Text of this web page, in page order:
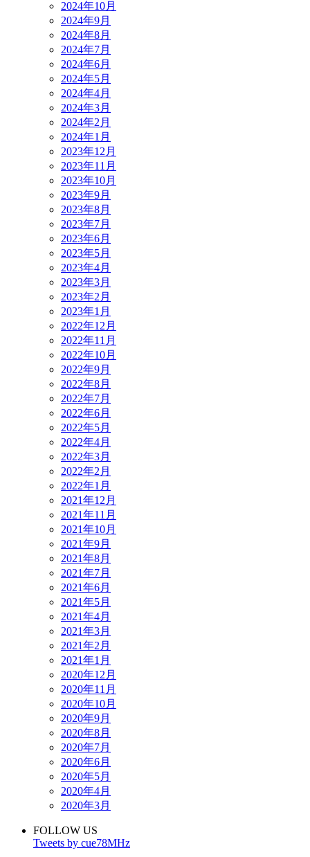
2024年10月
2024年9月
2024年8月
2024年7月
2024年6月
2024年5月
2024年4月
2024年3月
2024年2月
2024年1月
2023年12月
2023年11月
2023年10月
2023年9月
2023年8月
2023年7月
2023年6月
2023年5月
2023年4月
2023年3月
2023年2月
2023年1月
2022年12月
2022年11月
2022年10月
2022年9月
2022年8月
2022年7月
2022年6月
2022年5月
2022年4月
2022年3月
2022年2月
2022年1月
2021年12月
2021年11月
2021年10月
2021年9月
2021年8月
2021年7月
2021年6月
2021年5月
2021年4月
2021年3月
2021年2月
2021年1月
2020年12月
2020年11月
2020年10月
2020年9月
2020年8月
2020年7月
2020年6月
2020年5月
2020年4月
2020年3月
FOLLOW US
Tweets by cue78MHz